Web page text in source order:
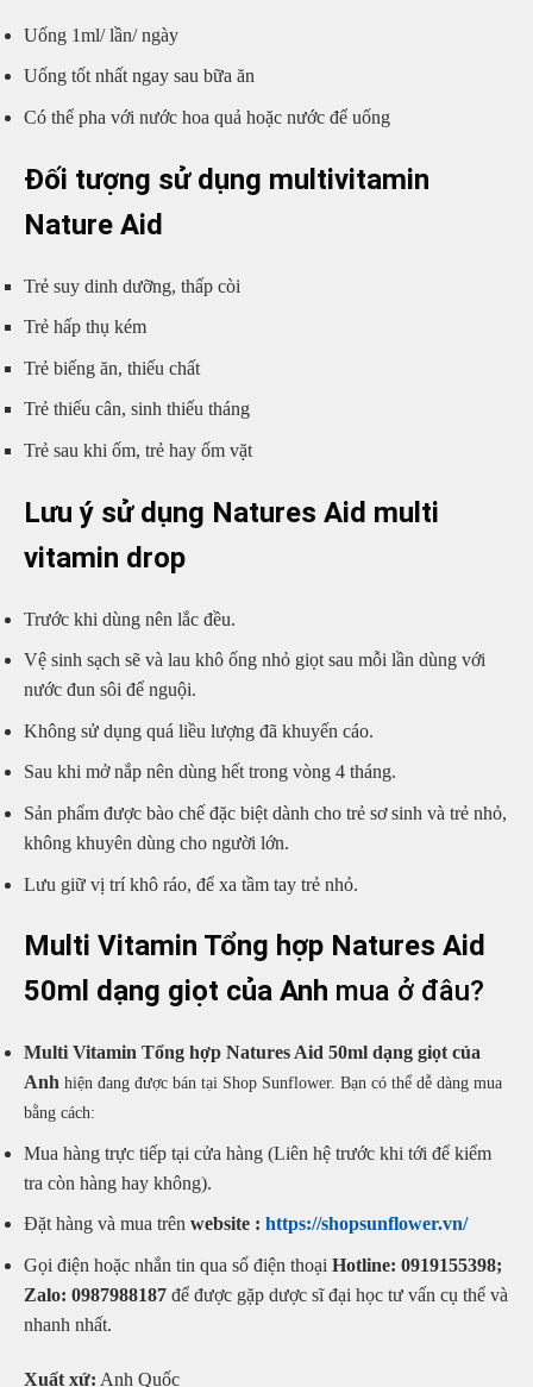
Uống 1ml/ lần/ ngày
Uống tốt nhất ngay sau bữa ăn
Có thể pha với nước hoa quả hoặc nước để uống
Đối tượng sử dụng multivitamin
Nature Aid
Trẻ suy dinh dưỡng, thấp còi
Trẻ hấp thụ kém
Trẻ biếng ăn, thiếu chất
Trẻ thiếu cân, sinh thiếu tháng
Trẻ sau khi ốm, trẻ hay ốm vặt
Lưu ý sử dụng Natures Aid multi
vitamin drop
Trước khi dùng nên lắc đều.
Vệ sinh sạch sẽ và lau khô ống nhỏ giọt sau mỗi lần dùng với
nước đun sôi để nguội.
Không sử dụng quá liều lượng đã khuyến cáo.
Sau khi mở nắp nên dùng hết trong vòng 4 tháng.
Sản phẩm được bào chế đặc biệt dành cho trẻ sơ sinh và trẻ nhỏ,
không khuyên dùng cho người lớn.
Lưu giữ vị trí khô ráo, để xa tầm tay trẻ nhỏ.
Multi Vitamin Tổng hợp Natures Aid
50ml dạng giọt của Anh mua ở đâu?
Multi Vitamin Tổng hợp Natures Aid 50ml dạng giọt của
Anh hiện đang được bán tại Shop Sunflower. Bạn có thể dễ dàng mua
bằng cách:
Mua hàng trực tiếp tại cửa hàng (Liên hệ trước khi tới để kiểm
tra còn hàng hay không).
Đặt hàng và mua trên website : https://shopsunflower.vn/
Gọi điện hoặc nhắn tin qua số điện thoại Hotline: 0919155398;
Zalo: 0987988187 để được gặp dược sĩ đại học tư vấn cụ thể và
nhanh nhất.
Xuất xứ: Anh Quốc